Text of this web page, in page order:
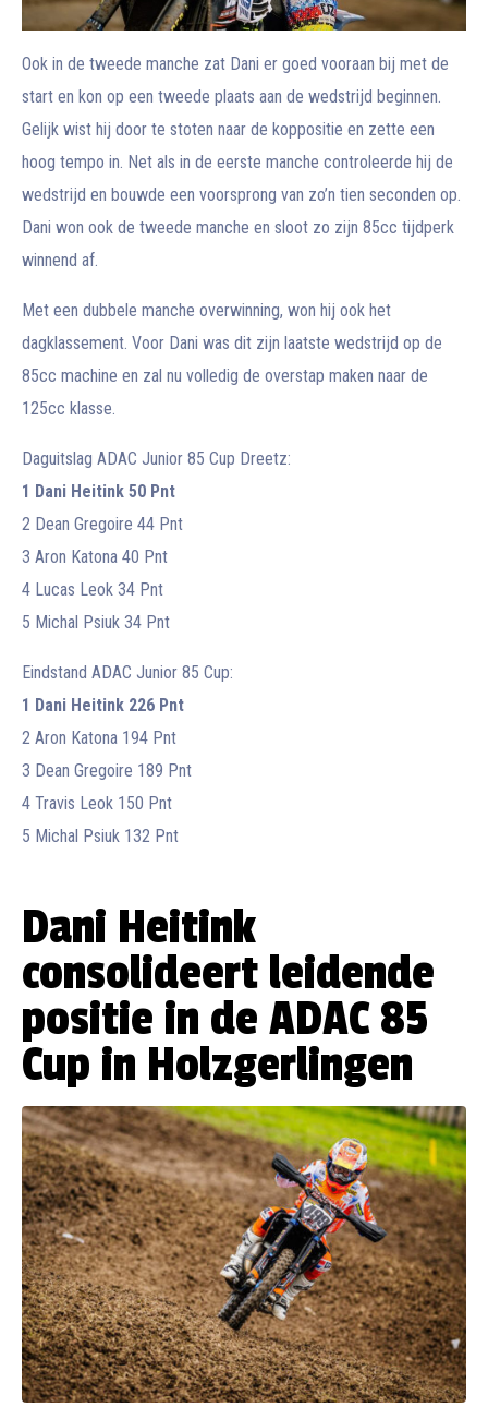
Ook in de tweede manche zat Dani er goed vooraan bij met de
start en kon op een tweede plaats aan de wedstrijd beginnen.
Gelijk wist hij door te stoten naar de koppositie en zette een
hoog tempo in. Net als in de eerste manche controleerde hij de
wedstrijd en bouwde een voorsprong van zo’n tien seconden op.
Dani won ook de tweede manche en sloot zo zijn 85cc tijdperk
winnend af.
Met een dubbele manche overwinning, won hij ook het
dagklassement. Voor Dani was dit zijn laatste wedstrijd op de
85cc machine en zal nu volledig de overstap maken naar de
125cc klasse.
Daguitslag ADAC Junior 85 Cup Dreetz:
1 Dani Heitink 50 Pnt
2 Dean Gregoire 44 Pnt
3 Aron Katona 40 Pnt
4 Lucas Leok 34 Pnt
5 Michal Psiuk 34 Pnt
Eindstand ADAC Junior 85 Cup:
1 Dani Heitink 226 Pnt
2 Aron Katona 194 Pnt
3 Dean Gregoire 189 Pnt
4 Travis Leok 150 Pnt
5 Michal Psiuk 132 Pnt
Dani Heitink
consolideert leidende
positie in de ADAC 85
Cup in Holzgerlingen